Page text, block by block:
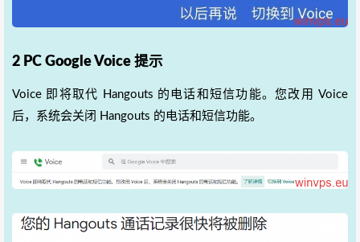
2 PC Google Voice 提示
Voice 即将取代 Hangouts 的电话和短信功能。您改用 Voice
后，系统会关闭 Hangouts 的电话和短信功能。